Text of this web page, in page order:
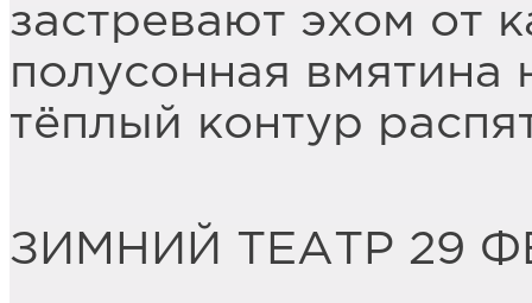
застревают эхом от
полусонная вмятина
тёплый контур
ЗИМНИЙ ТЕАТР 29